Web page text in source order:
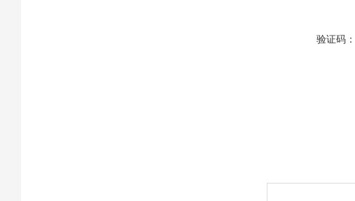
验证码：